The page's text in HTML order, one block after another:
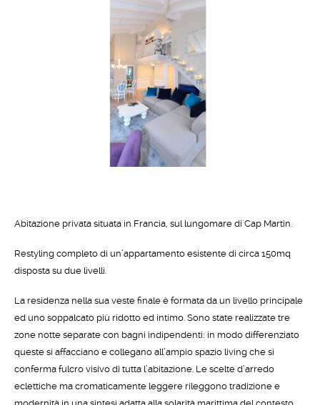
Abitazione privata situata in Francia, sul lungomare di Cap Martin.
Restyling completo di un’appartamento esistente di circa 150mq
disposta su due livelli.
La residenza nella sua veste finale è formata da un livello principale
ed uno soppalcato più ridotto ed intimo. Sono state realizzate tre
zone notte separate con bagni indipendenti: in modo differenziato
queste si affacciano e collegano all’ampio spazio living che si
conferma fulcro visivo di tutta l’abitazione. Le scelte d’arredo
eclettiche ma cromaticamente leggere rileggono tradizione e